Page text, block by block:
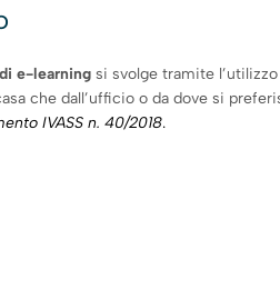
e-learning si svolge tramite
che dall’ufficio o da dove si
IVASS n. 40/2018.